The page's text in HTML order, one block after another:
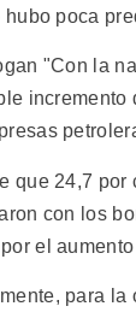
hubo poca
"Con la
que 24,7
con los
el
para la